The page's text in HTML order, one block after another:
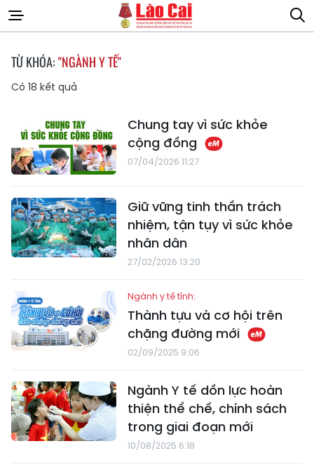
TỪ KHÓA:"NGÀNH Y TẾ"
Có 18 kết quả
Chung tay vì sức khỏe
cộng đồng
07/04/2026 11:27
Giữ vững tinh thần trách
nhiệm, tận tụy vì sức khỏe
nhân dân
27/02/2026 13:20
Ngành y tế tỉnh:
Thành tựu và cơ hội trên
chặng đường mới
02/09/2025 9:06
Ngành Y tế dồn lực hoàn
thiện thể chế, chính sách
trong giai đoạn mới
10/08/2025 6:18